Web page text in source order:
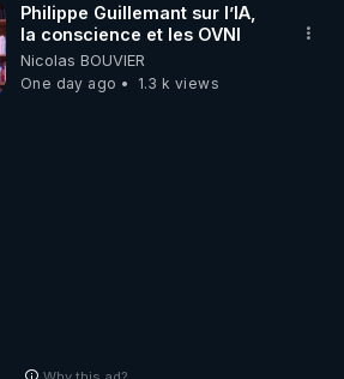
Philippe Guillemant sur l’IA,
la conscience et les OVNI
Nicolas BOUVIER
One day ago
1.3 k views